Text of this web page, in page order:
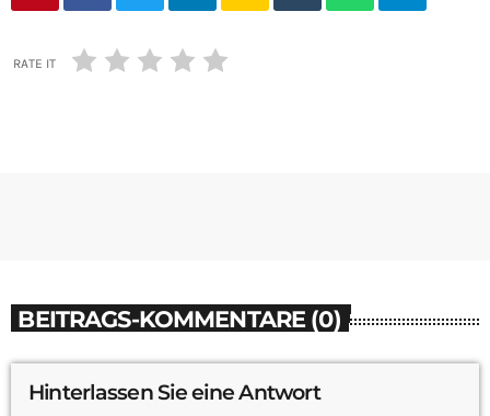
RATE IT
BEITRAGS-KOMMENTARE (0)
Hinterlassen Sie eine Antwort